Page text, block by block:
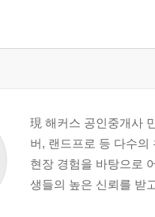
現 해커스 공인중개사
버, 랜드프로 등 다수
현장 경험을 바탕으로
생들의 높은 신뢰를 받